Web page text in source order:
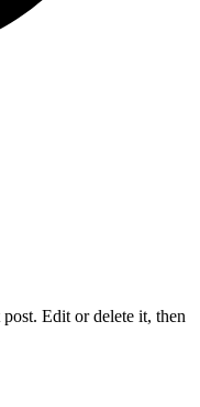
Edit or delete it, then